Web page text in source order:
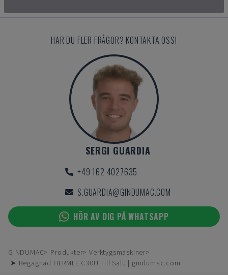
HAR DU FLER FRÅGOR? KONTAKTA OSS!
SERGI GUARDIA
+49 162 4027635
S.GUARDIA@GINDUMAC.COM
HÖR AV DIG PÅ WHATSAPP
GINDUMAC Produkter
Verktygsmaskiner
➤ Begagnad HERMLE C30U Till Salu | gindumac.com